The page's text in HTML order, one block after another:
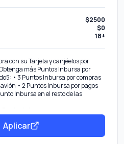
$2500
$0
18+
con su Tarjeta y canjéelos por
más Puntos Inbursa por
• 3 Puntos Inbursa por compras
• 2 Puntos Inbursa por pagos
Inbursa en el resto de las
Inbursa.
en el extranjero, boletos de
participantes en la
Aplicar